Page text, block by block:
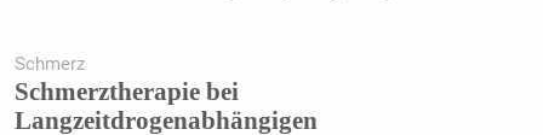
Schmerz
Schmerztherapie bei
Langzeitdrogenabhängigen